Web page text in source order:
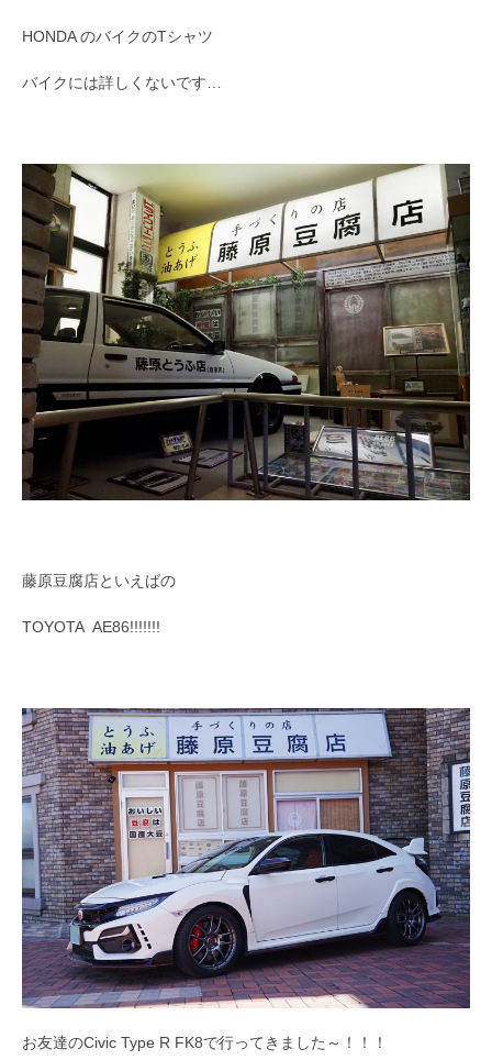
HONDA のバイクのTシャツ
バイクには詳しくないです…
藤原豆腐店といえばの
TOYOTA AE86!!!!!!!
お友達のCivic Type R FK8で行ってきました～！！！